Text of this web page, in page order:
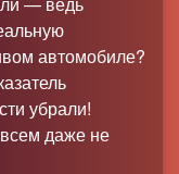
автомобиле?
убрали!
даже не